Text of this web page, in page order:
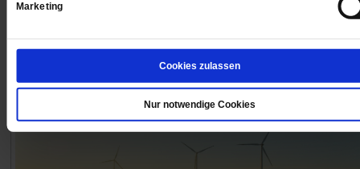
Marketing
Cookies zulassen
Nur notwendige Cookies